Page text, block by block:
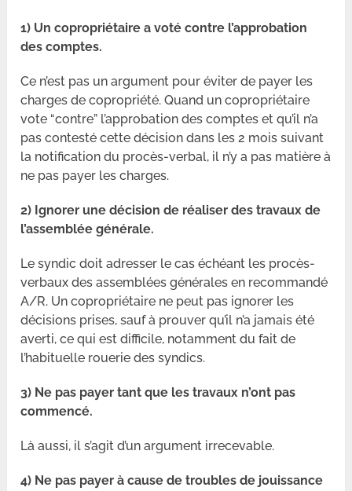
1) Un copropriétaire a voté contre l’approbation
des comptes.
Ce n’est pas un argument pour éviter de payer les
charges de copropriété. Quand un copropriétaire
vote “contre” l’approbation des comptes et qu’il n’a
pas contesté cette décision dans les 2 mois suivant
la notification du procès-verbal, il n’y a pas matière à
ne pas payer les charges.
2) Ignorer une décision de réaliser des travaux de
l’assemblée générale.
Le syndic doit adresser le cas échéant les procès-
verbaux des assemblées générales en recommandé
A/R. Un copropriétaire ne peut pas ignorer les
décisions prises, sauf à prouver qu’il n’a jamais été
averti, ce qui est difficile, notamment du fait de
l’habituelle rouerie des syndics.
3) Ne pas payer tant que les travaux n’ont pas
commencé.
Là aussi, il s’agit d’un argument irrecevable.
4) Ne pas payer à cause de troubles de jouissance